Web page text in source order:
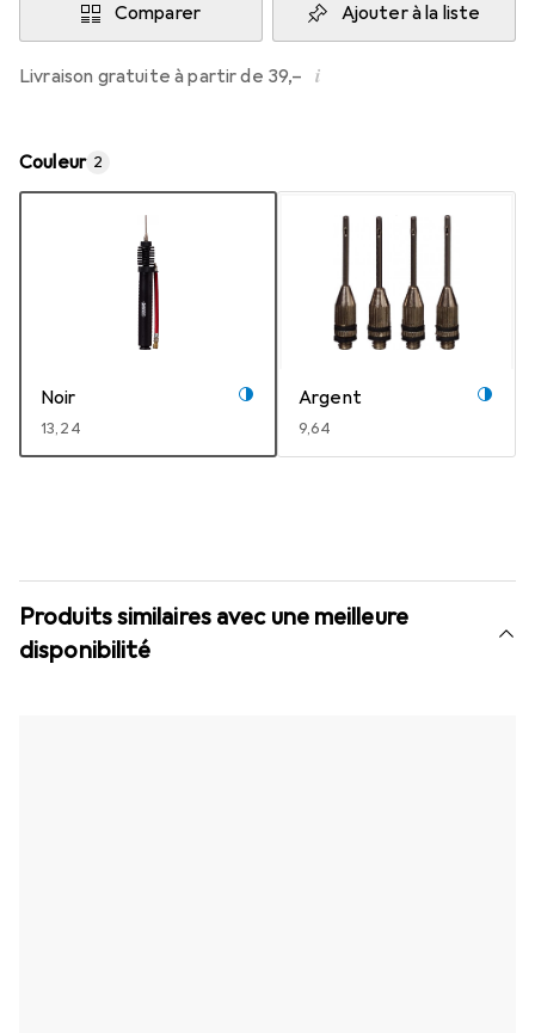
Comparer Ajouter à la liste
Livraison gratuite à partir de 39,– i
Couleur 2
Noir
EUR
13,24
Argent
EUR
9,64
Produits similaires avec une meilleure
disponibilité